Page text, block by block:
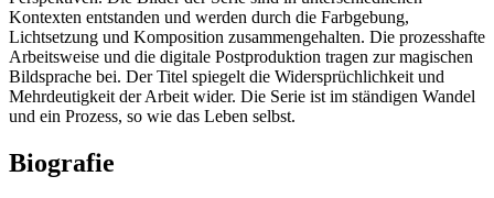
Kontexten entstanden und werden durch die Farbgebung,
Lichtsetzung und Komposition zusammengehalten. Die prozesshafte
Arbeitsweise und die digitale Postproduktion tragen zur magischen
Bildsprache bei. Der Titel spiegelt die Widersprüchlichkeit und
Mehrdeutigkeit der Arbeit wider. Die Serie ist im ständigen Wandel
und ein Prozess, so wie das Leben selbst.
Biografie